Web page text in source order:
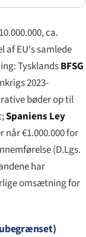
ca.
af EU's samlede
TysklandsBFSG
2023-
bøder op til
Spaniens Ley
€1.000.000 for
(D.Lgs.
har
omsætning for